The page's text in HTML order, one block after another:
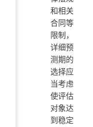
和相关
合同等
限制，
详细预
测期的
选择应
当考虑
使评估
对象达
到稳定